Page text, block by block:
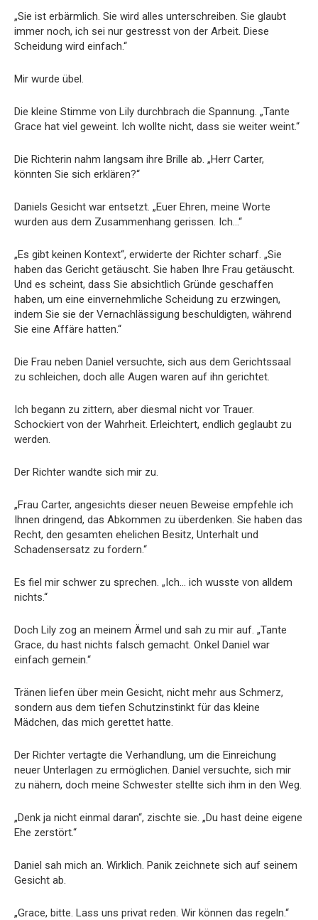
„Sie ist erbärmlich. Sie wird alles unterschreiben. Sie glaubt
immer noch, ich sei nur gestresst von der Arbeit. Diese
Scheidung wird einfach.“
Mir wurde übel.
Die kleine Stimme von Lily durchbrach die Spannung. „Tante
Grace hat viel geweint. Ich wollte nicht, dass sie weiter weint.“
Die Richterin nahm langsam ihre Brille ab. „Herr Carter,
könnten Sie sich erklären?“
Daniels Gesicht war entsetzt. „Euer Ehren, meine Worte
wurden aus dem Zusammenhang gerissen. Ich…“
„Es gibt keinen Kontext“, erwiderte der Richter scharf. „Sie
haben das Gericht getäuscht. Sie haben Ihre Frau getäuscht.
Und es scheint, dass Sie absichtlich Gründe geschaffen
haben, um eine einvernehmliche Scheidung zu erzwingen,
indem Sie sie der Vernachlässigung beschuldigten, während
Sie eine Affäre hatten.“
Die Frau neben Daniel versuchte, sich aus dem Gerichtssaal
zu schleichen, doch alle Augen waren auf ihn gerichtet.
Ich begann zu zittern, aber diesmal nicht vor Trauer.
Schockiert von der Wahrheit. Erleichtert, endlich geglaubt zu
werden.
Der Richter wandte sich mir zu.
„Frau Carter, angesichts dieser neuen Beweise empfehle ich
Ihnen dringend, das Abkommen zu überdenken. Sie haben das
Recht, den gesamten ehelichen Besitz, Unterhalt und
Schadensersatz zu fordern.“
Es fiel mir schwer zu sprechen. „Ich… ich wusste von alldem
nichts.“
Doch Lily zog an meinem Ärmel und sah zu mir auf. „Tante
Grace, du hast nichts falsch gemacht. Onkel Daniel war
einfach gemein.“
Tränen liefen über mein Gesicht, nicht mehr aus Schmerz,
sondern aus dem tiefen Schutzinstinkt für das kleine
Mädchen, das mich gerettet hatte.
Der Richter vertagte die Verhandlung, um die Einreichung
neuer Unterlagen zu ermöglichen. Daniel versuchte, sich mir
zu nähern, doch meine Schwester stellte sich ihm in den Weg.
„Denk ja nicht einmal daran“, zischte sie. „Du hast deine eigene
Ehe zerstört.“
Daniel sah mich an. Wirklich. Panik zeichnete sich auf seinem
Gesicht ab.
„Grace, bitte. Lass uns privat reden. Wir können das regeln.“